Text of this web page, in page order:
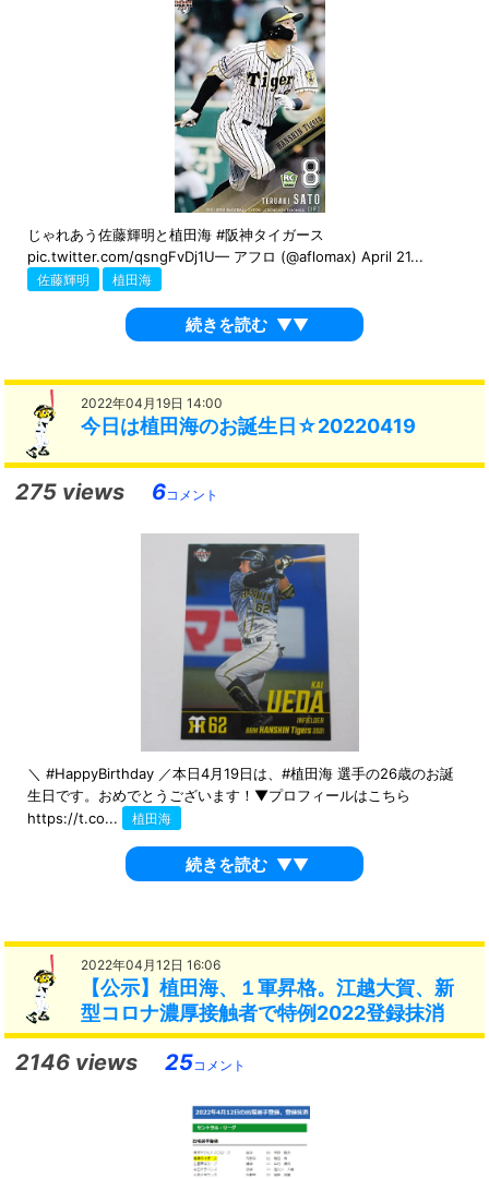
じゃれあう佐藤輝明と植田海 #阪神タイガース
pic.twitter.com/qsngFvDj1U— アフロ (@aflomax) April 21...
佐藤輝明 植田海
続きを読む ▼▼
2022年04月19日 14:00
今日は植田海のお誕生日☆20220419
275 views 6コメント
＼ #HappyBirthday ／本日4月19日は、#植田海 選手の26歳のお誕
生日です。おめでとうございます！▼プロフィールはこちら
https://t.co...
植田海
続きを読む ▼▼
2022年04月12日 16:06
【公示】植田海、１軍昇格。江越大賀、新
型コロナ濃厚接触者で特例2022登録抹消
2146 views 25コメント